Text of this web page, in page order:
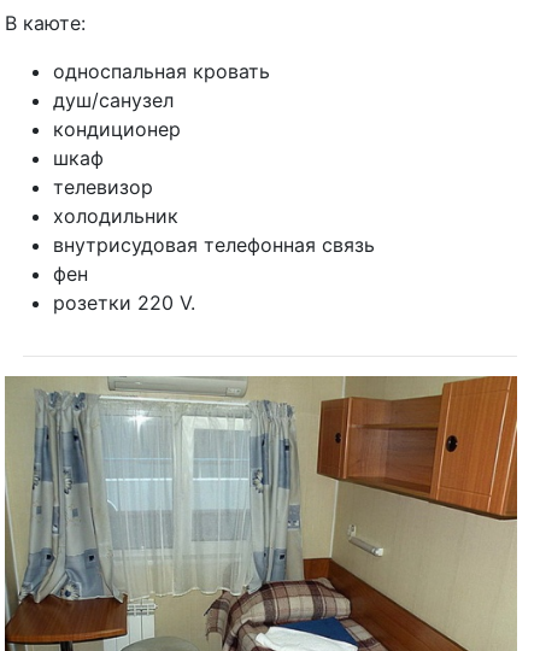
В каюте:
односпальная кровать
душ/санузел
кондиционер
шкаф
телевизор
холодильник
внутрисудовая телефонная связь
фен
розетки 220 V.